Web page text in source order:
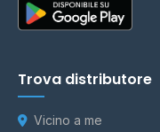
Trova distributore
Vicino a me